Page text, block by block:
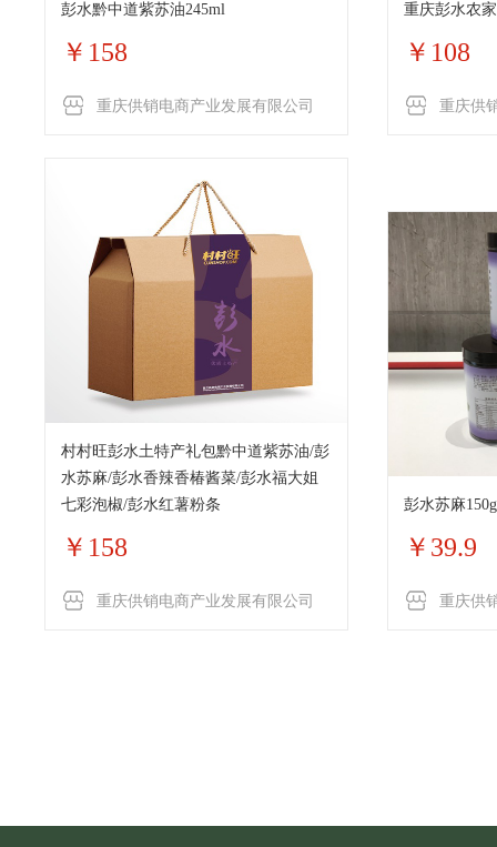
彭水黔中道紫苏油245ml
￥158
重庆供销电商产业发展有限公司
重庆彭水农
￥108
重庆供
村村旺彭水土特产礼包黔中道紫苏油/彭
水苏麻/彭水香辣香椿酱菜/彭水福大姐
七彩泡椒/彭水红薯粉条
￥158
重庆供销电商产业发展有限公司
彭水苏麻150g
￥39.9
重庆供